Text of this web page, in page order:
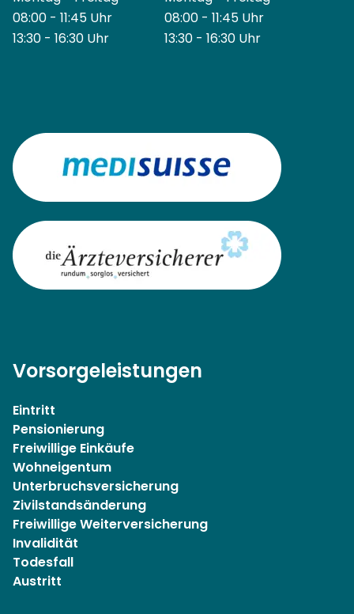
08:00 - 11:45 Uhr
13:30 - 16:30 Uhr
08:00 - 11:45 Uhr
13:30 - 16:30 Uhr
Vorsorgeleistungen
Eintritt
Pensionierung
Freiwillige Einkäufe
Wohneigentum
Unterbruchsversicherung
Zivilstandsänderung
Freiwillige Weiterversicherung
Invalidität
Todesfall
Austritt